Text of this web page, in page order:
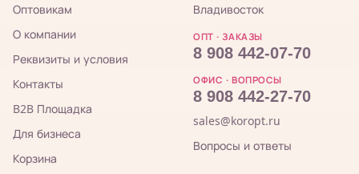
Оптовикам
О компании
Реквизиты и условия
Контакты
B2B Площадка
Для бизнеса
Корзина
Владивосток
ОПТ · ЗАКАЗЫ
8 908 442-07-70
ОФИС · ВОПРОСЫ
8 908 442-27-70
sales@koropt.ru
Вопросы и ответы